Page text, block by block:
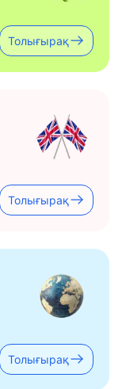
Толығырақ
Толығырақ
Толығырақ